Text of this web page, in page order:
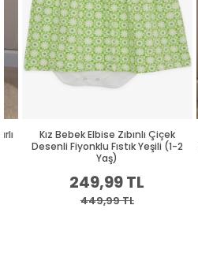
Kız Bebek Elbise Zıbınlı Çiçek
Desenli Fiyonklu Fıstık Yeşili (1-2
Yaş)
249,99 TL
449,99 TL